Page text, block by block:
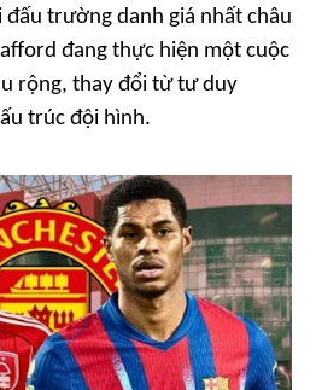
trường danh giá nhất châu
đang thực hiện một cuộc
rộng, thay đổi từ tư duy
trúc đội hình.